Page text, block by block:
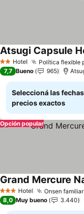
2 Estrellas
Hotel Política flexible
Atsugi Capsule
7,7 Bueno 965
Seleccioná las
precios exactos
Opción popular
3 Estrellas
Hotel Onsen
Grand Mercure
8,0 Muy bueno 3.440